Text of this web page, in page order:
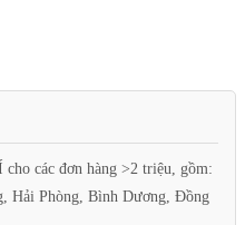
các đơn hàng >2 triệu, gồm:
Hải Phòng, Bình Dương, Đồng